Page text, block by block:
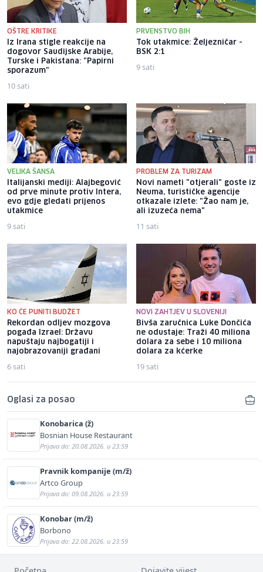
OŠTRE KRITIKE
Iz Irana stigle reakcije na
dogovor Saudijske Arabije,
Turske i Pakistana: "Papirni
sporazum"
10 sati
PRVENSTVO BIH
Tok utakmice: Željezničar -
BSK 2:1
9 sati
VELIKA ŠANSA
Italijanski mediji: Alajbegović
od prve minute protiv Intera,
evo gdje gledati prijenos
utakmice
9 sati
PROBLEM ZA TURIZAM
Novi nameti "otjerali" goste iz
Neuma, turističke agencije
otkazale izlete: "Žao nam je,
ali izuzeća nema"
11 sati
KO ĆE PUNITI BUDŽET
Rekordan odljev mozgova
pogađa Izrael: Državu
napuštaju najbogatiji i
najobrazovaniji građani
6 sati
NOVI ZAHTJEV U SLOVENIJI
Bivša zaručnica Luke Dončića
ne odustaje: Traži 40 miliona
dolara za sebe i 10 miliona
dolara za kćerke
19 sati
Oglasi za posao
Konobarica (ž)
Bosnian House Restaurant
Prijava do: 20.08.2026. u 23:59
Pravnik kompanije (m/ž)
Artco Group
Prijava do: 09.08.2026. u 23:59
Konobar (m/ž)
Borbono
Prijava do: 22.08.2026. u 23:59